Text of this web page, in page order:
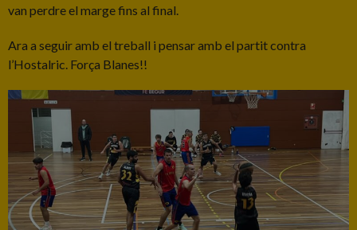
van perdre el marge fins al final.
Ara a seguir amb el treball i pensar amb el partit contra
l’Hostalric. Força Blanes!!